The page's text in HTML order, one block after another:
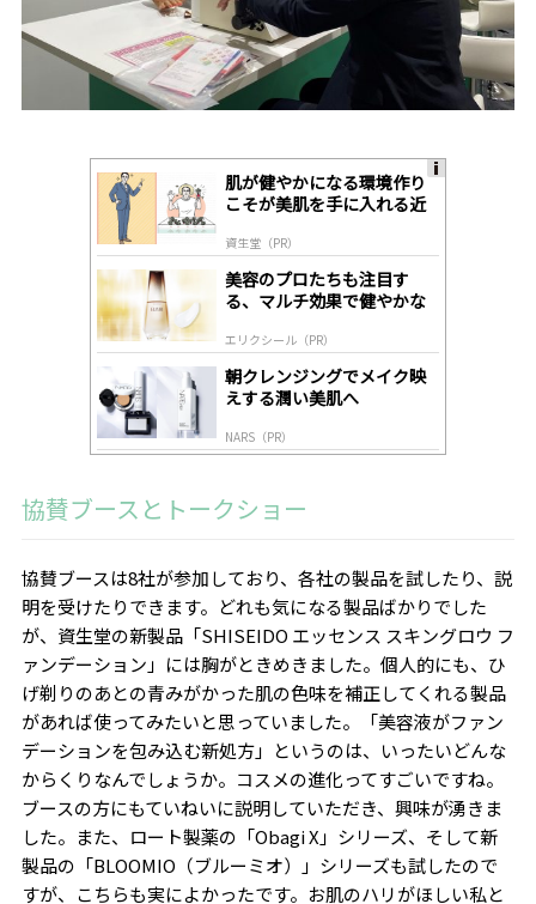
肌が健やかになる環境作り
こそが美肌を手に入れる近
資生堂（PR）
美容のプロたちも注目す
る、マルチ効果で健やかな
エリクシール（PR）
朝クレンジングでメイク映
えする潤い美肌へ
NARS（PR）
協賛ブースとトークショー
協賛ブースは8社が参加しており、各社の製品を試したり、説
明を受けたりできます。どれも気になる製品ばかりでした
が、資生堂の新製品「SHISEIDO エッセンス スキングロウ フ
ァンデーション」には胸がときめきました。個人的にも、ひ
げ剃りのあとの青みがかった肌の色味を補正してくれる製品
があれば使ってみたいと思っていました。「美容液がファン
デーションを包み込む新処方」というのは、いったいどんな
からくりなんでしょうか。コスメの進化ってすごいですね。
ブースの方にもていねいに説明していただき、興味が湧きま
した。また、ロート製薬の「Obagi X」シリーズ、そして新
製品の「BLOOMIO（ブルーミオ）」シリーズも試したので
すが、こちらも実によかったです。お肌のハリがほしい私と